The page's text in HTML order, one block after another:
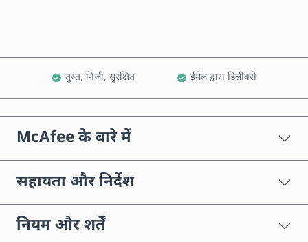
तुरंत, निजी, सुरक्षित ईमेल द्वारा डिलीवरी
McAfee के बारे में
सहायता और निर्देश
नियम और शर्तें